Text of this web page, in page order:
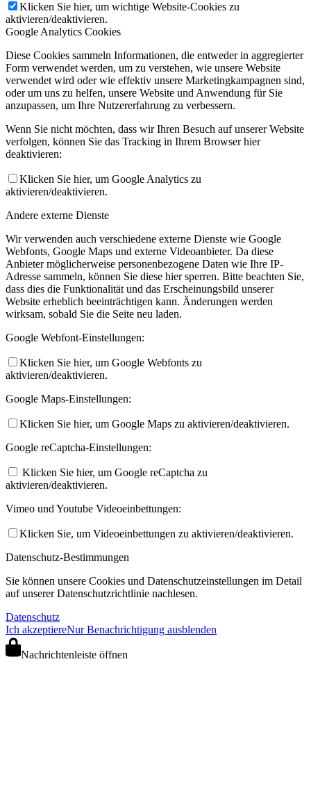
Klicken Sie hier, um wichtige Website-Cookies zu
aktivieren/deaktivieren.
Google Analytics Cookies
Diese Cookies sammeln Informationen, die entweder in aggregierter
Form verwendet werden, um zu verstehen, wie unsere Website
verwendet wird oder wie effektiv unsere Marketingkampagnen sind,
oder um uns zu helfen, unsere Website und Anwendung für Sie
anzupassen, um Ihre Nutzererfahrung zu verbessern.
Wenn Sie nicht möchten, dass wir Ihren Besuch auf unserer Website
verfolgen, können Sie das Tracking in Ihrem Browser hier
deaktivieren:
Klicken Sie hier, um Google Analytics zu
aktivieren/deaktivieren.
Andere externe Dienste
Wir verwenden auch verschiedene externe Dienste wie Google
Webfonts, Google Maps und externe Videoanbieter. Da diese
Anbieter möglicherweise personenbezogene Daten wie Ihre IP-
Adresse sammeln, können Sie diese hier sperren. Bitte beachten Sie,
dass dies die Funktionalität und das Erscheinungsbild unserer
Website erheblich beeinträchtigen kann. Änderungen werden
wirksam, sobald Sie die Seite neu laden.
Google Webfont-Einstellungen:
Klicken Sie hier, um Google Webfonts zu
aktivieren/deaktivieren.
Google Maps-Einstellungen:
Klicken Sie hier, um Google Maps zu aktivieren/deaktivieren.
Google reCaptcha-Einstellungen:
Klicken Sie hier, um Google reCaptcha zu
aktivieren/deaktivieren.
Vimeo und Youtube Videoeinbettungen:
Klicken Sie, um Videoeinbettungen zu aktivieren/deaktivieren.
Datenschutz-Bestimmungen
Sie können unsere Cookies und Datenschutzeinstellungen im Detail
auf unserer Datenschutzrichtlinie nachlesen.
Datenschutz
Ich akzeptiereNur Benachrichtigung ausblenden
Nachrichtenleiste öffnen